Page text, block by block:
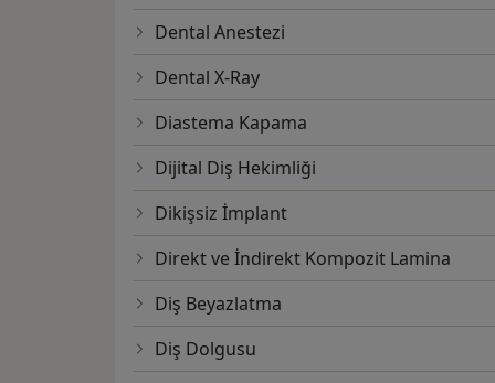
Dental Anestezi
Dental X-Ray
Diastema Kapama
Dijital Diş Hekimliği
Dikişsiz İmplant
Direkt ve İndirekt Kompozit Lamina
Diş Beyazlatma
Diş Dolgusu